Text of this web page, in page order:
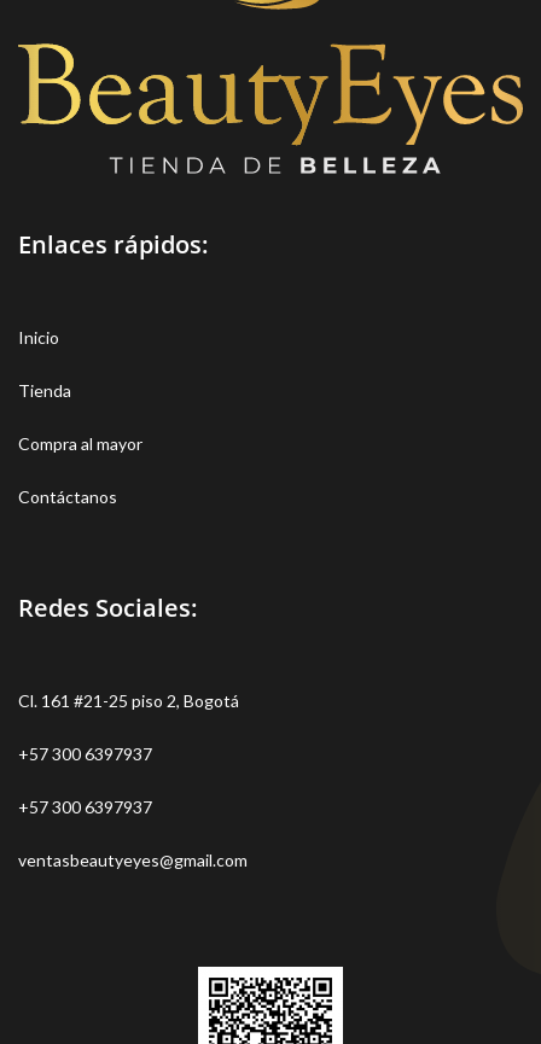
Enlaces rápidos:
Inicio
Tienda
Compra al mayor
Contáctanos
Redes Sociales:
Cl. 161 #21-25 piso 2, Bogotá
+57 300 6397937
+57 300 6397937
ventasbeautyeyes@gmail.com